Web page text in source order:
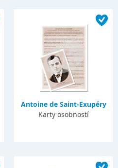
Antoine de Saint-Exupéry
Karty osobností